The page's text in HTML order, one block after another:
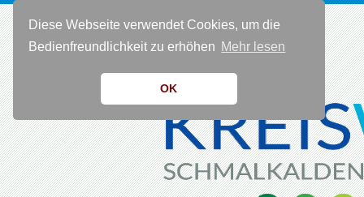
Diese Webseite verwendet Cookies, um die
Bedienfreundlichkeit zu erhöhen Mehr lesen
OK
KONTAKT 0 36 83 - 40 91 0